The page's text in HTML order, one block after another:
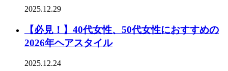
2025.12.29
【必見！】40代女性、50代女性におすすめの
2026年ヘアスタイル
2025.12.24